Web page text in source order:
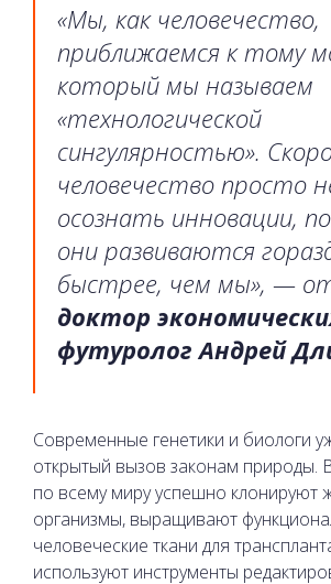
«Мы, как человечество,
приближаемся к тому
который мы называем
«технологической
сингулярностью».
человечество просто
осознать инновации,
они развиваются
быстрее, чем мы», —
доктор
футуролог Андрей
Современные генетики и биологи
открытый вызов законам природы.
по всему миру успешно клонируют
организмы, выращивают
человеческие ткани для
используют инструменты